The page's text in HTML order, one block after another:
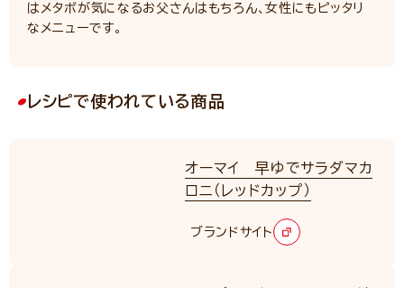
はメタボが気になるお父さんはもちろん、女性にもピッタリ
なメニューです。
レシピで使われている商品
オーマイ 早ゆでサラダマカ
ロニ（レッドカップ）
ブランドサイト